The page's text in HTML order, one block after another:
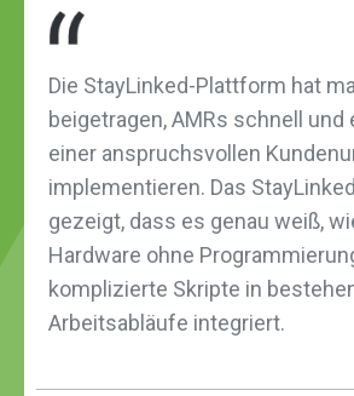
Die StayLinked-Plattform hat
beigetragen, AMRs schnell und
einer anspruchsvollen
implementieren. Das
gezeigt, dass es genau weiß,
Hardware ohne
komplizierte Skripte in
Arbeitsabläufe integriert.